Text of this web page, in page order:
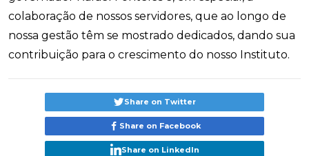
colaboração de nossos servidores, que ao longo de
nossa gestão têm se mostrado dedicados, dando sua
contribuição para o crescimento do nosso Instituto.
Share on Twitter
Share on Facebook
Share on LinkedIn